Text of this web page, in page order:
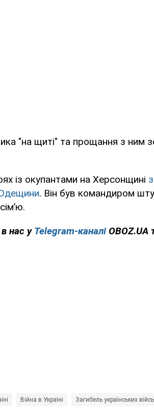
"на щиті" та прощання з ним
із окупантами на Херсонщині
. Він був командиром
нас у Telegram-каналі OBOZ.UA
Війна в Україні Загибель українських